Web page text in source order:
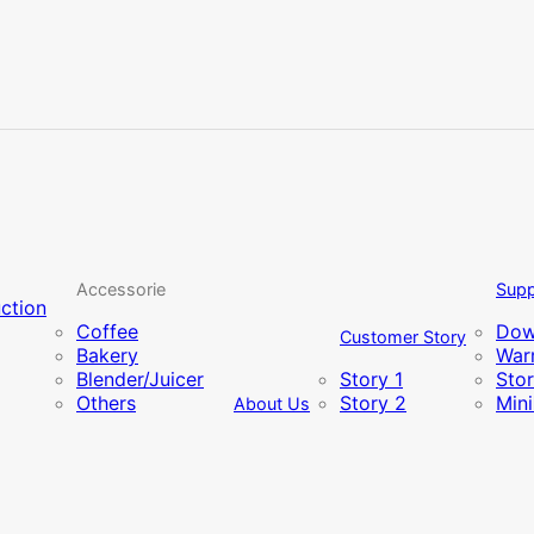
Accessorie
Coffee
Bakery
Blender/Juicer
Others
About Us
Customer Story
Story 1
Story 2